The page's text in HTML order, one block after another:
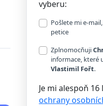
vyberu:
Pošlete mi e-
petice
Zplnomocňuji
informace, které
Vlastimil Fořt.
Je mi alespoň
ochrany